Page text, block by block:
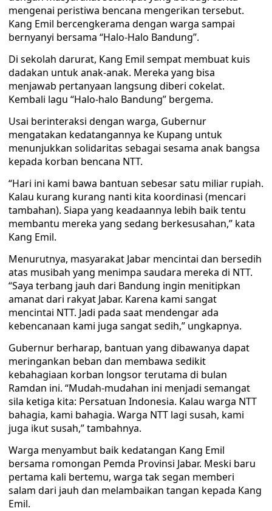
mengenai peristiwa bencana mengerikan tersebut.
Kang Emil bercengkerama dengan warga sampai
bernyanyi bersama “Halo-Halo Bandung”.
Di sekolah darurat, Kang Emil sempat membuat kuis
dadakan untuk anak-anak. Mereka yang bisa
menjawab pertanyaan langsung diberi cokelat.
Kembali lagu “Halo-halo Bandung” bergema.
Usai berinteraksi dengan warga, Gubernur
mengatakan kedatangannya ke Kupang untuk
menunjukkan solidaritas sebagai sesama anak bangsa
kepada korban bencana NTT.
“Hari ini kami bawa bantuan sebesar satu miliar rupiah.
Kalau kurang kurang nanti kita koordinasi (mencari
tambahan). Siapa yang keadaannya lebih baik tentu
membantu mereka yang sedang berkesusahan,” kata
Kang Emil.
Menurutnya, masyarakat Jabar mencintai dan bersedih
atas musibah yang menimpa saudara mereka di NTT.
“Saya terbang jauh dari Bandung ingin menitipkan
amanat dari rakyat Jabar. Karena kami sangat
mencintai NTT. Jadi pada saat mendengar ada
kebencanaan kami juga sangat sedih,” ungkapnya.
Gubernur berharap, bantuan yang dibawanya dapat
meringankan beban dan membawa sedikit
kebahagiaan korban longsor terutama di bulan
Ramdan ini. “Mudah-mudahan ini menjadi semangat
sila ketiga kita: Persatuan Indonesia. Kalau warga NTT
bahagia, kami bahagia. Warga NTT lagi susah, kami
juga ikut susah,” tambahnya.
Warga menyambut baik kedatangan Kang Emil
bersama romongan Pemda Provinsi Jabar. Meski baru
pertama kali bertemu, warga tak segan memberi
salam dari jauh dan melambaikan tangan kepada Kang
Emil.